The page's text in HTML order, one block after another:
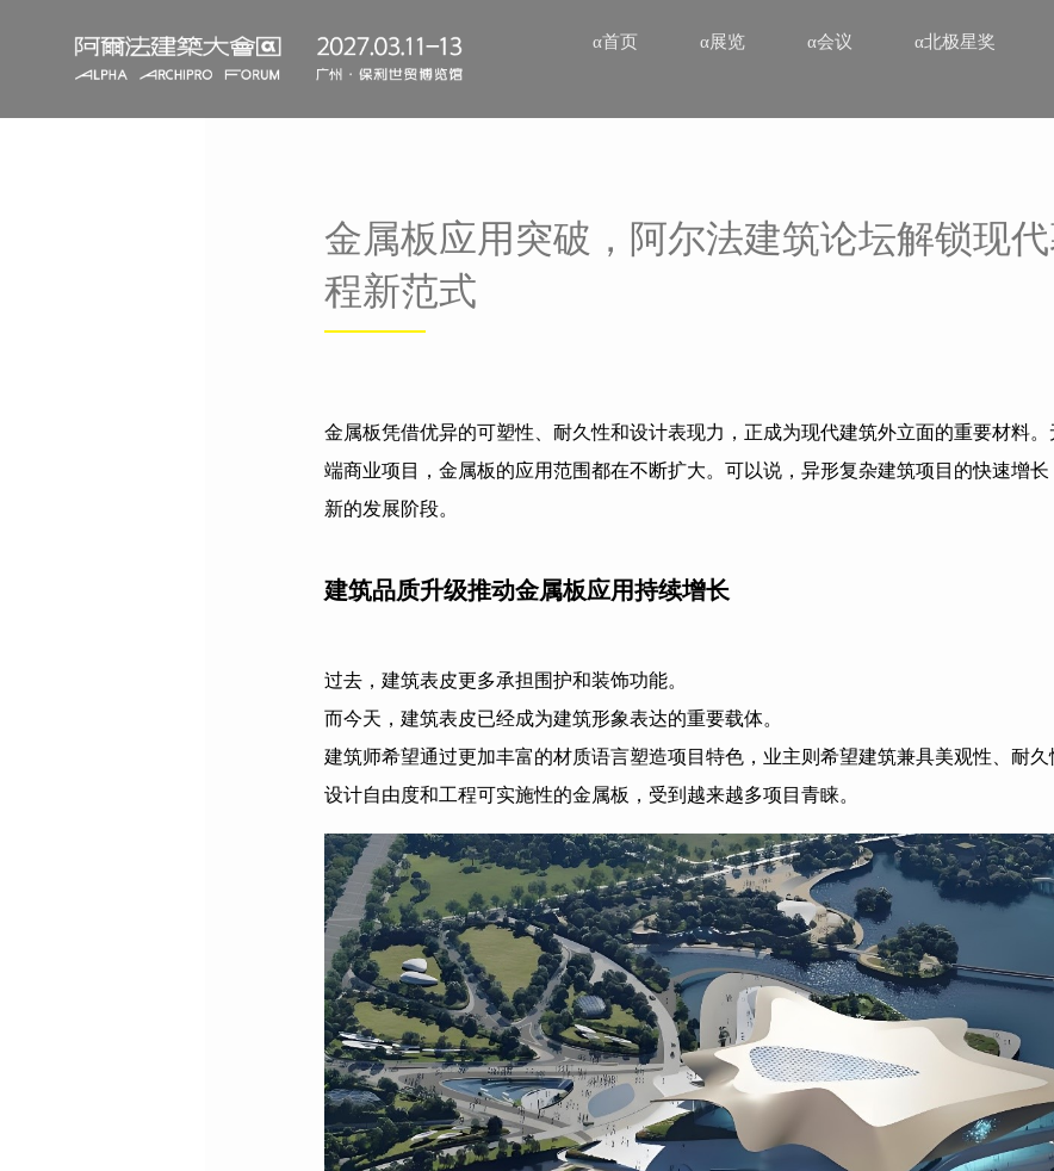
α首页 α展览 α会议 α北极星奖
金属板应用突破，阿尔法建筑论坛解锁现
程新范式
金属板凭借优异的可塑性、耐久性和设计表现力，正成为现代建筑外立面的重要材料
端商业项目，金属板的应用范围都在不断扩大。可以说，异形复杂建筑项目的快速增
新的发展阶段。
建筑品质升级推动金属板应用持续增长
过去，建筑表皮更多承担围护和装饰功能。
而今天，建筑表皮已经成为建筑形象表达的重要载体。
建筑师希望通过更加丰富的材质语言塑造项目特色，业主则希望建筑兼具美观性、耐
设计自由度和工程可实施性的金属板，受到越来越多项目青睐。